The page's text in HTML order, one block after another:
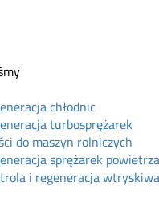
chłodnic
turbosprężarek
do maszyn rolniczych
sprężarek powietrza
i regeneracja